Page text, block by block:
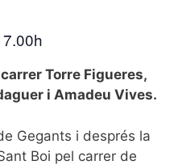
Torre Figueres,
i Amadeu Vives.
Gegants i després la
Boi pel carrer de